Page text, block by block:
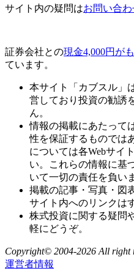
サイト内の疑問はお問い合わ
証券会社との現金4,000円が
ています。
本サイト「カブスル」
営しており投資の勧誘
ん。
情報の掲載にあたって
性を保証するものでは
については各Webサイ
い。これらの情報に基
いて一切の責任を負い
掲載の記事・写真・図
サイト内へのリンクは
株式投資に関する疑問
軽にどうぞ。
Copyright© 2004-2026 All right
運営者情報